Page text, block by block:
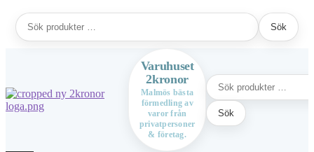
Sök
efter:
Sök
Hoppa
Hoppa
Varuhuset
2kronor
Malmös bästa
förmedling av
varor från
privatpersoner
& företag.
Sök
efter:
Sök